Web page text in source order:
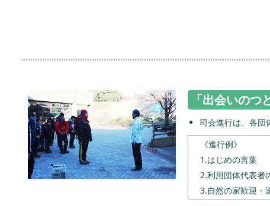
「出会いの
司会進行は、各団
《進行例》
1.はじめの言葉
2.利用団体代表者
3.自然の家歓迎・